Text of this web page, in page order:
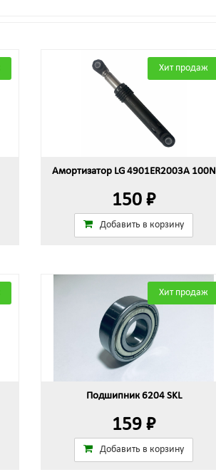
Хит продаж
Амортизатор LG 4901ER2003A 100N
150 ₽
Добавить в корзину
Хит продаж
Подшипник 6204 SKL
159 ₽
Добавить в корзину